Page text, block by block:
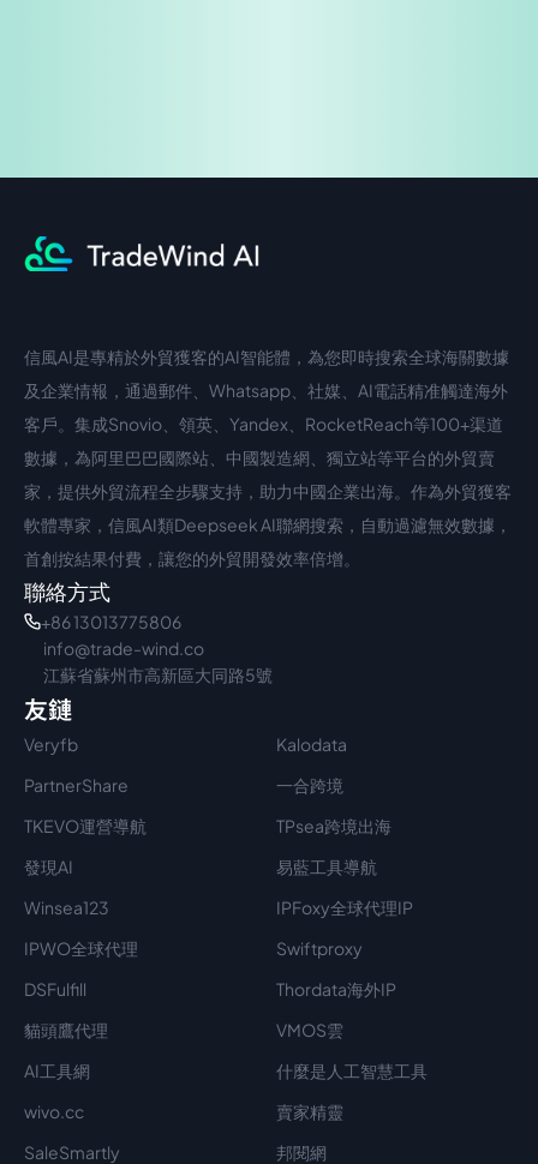
中文入口
信風AI是專精於外貿獲客的AI智能體，為您即時搜索全球海關數據
及企業情報，通過郵件、Whatsapp、社媒、AI電話精准觸達海外
客戶。集成Snovio、領英、Yandex、RocketReach等100+渠道
數據，為阿里巴巴國際站、中國製造網、獨立站等平台的外貿賣
家，提供外貿流程全步驟支持，助力中國企業出海。作為外貿獲客
軟體專家，信風AI類Deepseek AI聯網搜索，自動過濾無效數據，
首創按結果付費，讓您的外貿開發效率倍增。
聯絡方式
+86 13013775806
info@trade-wind.co
江蘇省蘇州市高新區大同路5號
友鏈
Veryfb
Kalodata
PartnerShare
一合跨境
TKEVO運營導航
TPsea跨境出海
發現AI
易藍工具導航
Winsea123
IPFoxy全球代理IP
IPWO全球代理
Swiftproxy
DSFulfill
Thordata海外IP
貓頭鷹代理
VMOS雲
AI工具網
什麼是人工智慧工具
wivo.cc
賣家精靈
SaleSmartly
邦閱網